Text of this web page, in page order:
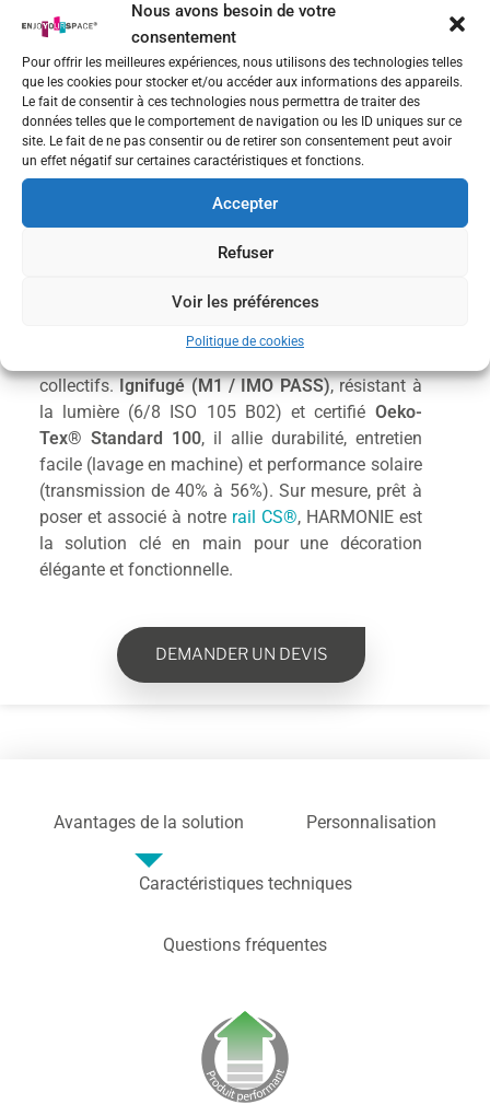
Nous avons besoin de votre
consentement
Pour offrir les meilleures expériences, nous utilisons des technologies telles
que les cookies pour stocker et/ou accéder aux informations des appareils.
Le fait de consentir à ces technologies nous permettra de traiter des
données telles que le comportement de navigation ou les ID uniques sur ce
site. Le fait de ne pas consentir ou de retirer son consentement peut avoir
un effet négatif sur certaines caractéristiques et fonctions.
Accepter
Refuser
Voir les préférences
Politique de cookies
HARMONIE
Le voile tendance
, le voilage moderne conçu
protégeant du vis-à-vis. Avec satexture légère
, il s’intègre parfaitement dans les
collectifs.Ignifugé (M1 / IMO PASS), résistant à
la lumière (6/8 ISO 105 B02) et certifié Oeko-
Tex® Standard 100, il allie durabilité, entretien
facile (lavage en machine) et performance solaire
(transmission de 40% à 56%). Sur mesure, prêt à
poser et associé à notre rail CS®, HARMONIE est
la solution clé en main pour une décoration
élégante et fonctionnelle.
DEMANDER UN DEVIS
Avantages de la solution Personnalisation
Caractéristiques techniques
Questions fréquentes